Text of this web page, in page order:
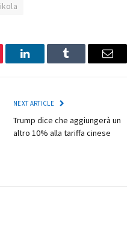
LinkedInTumblr Email
NEXT ARTICLE
Trump dice che aggiungerà un
altro 10% alla tariffa cinese